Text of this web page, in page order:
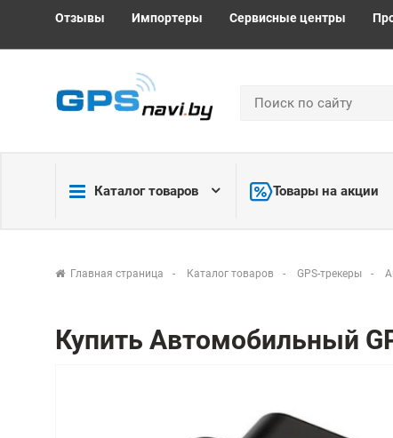
Отзывы Импортеры Сервисные центры
Каталог товаров Товары на акции
Главная страница Каталог товаров GPS-трекеры
Купить Автомобильный